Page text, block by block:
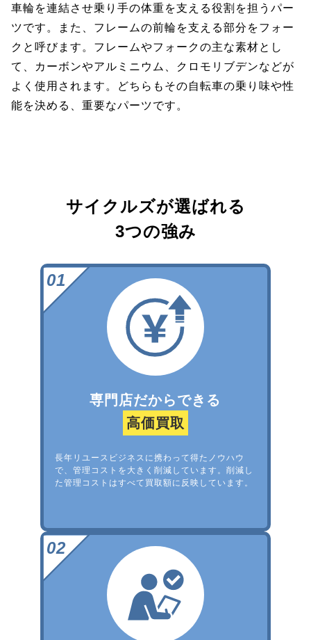
車輪を連結させ乗り手の体重を支える役割を担うパー
ツです。また、フレームの前輪を支える部分をフォー
クと呼びます。フレームやフォークの主な素材とし
て、カーボンやアルミニウム、クロモリブデンなどが
よく使用されます。どちらもその自転車の乗り味や性
能を決める、重要なパーツです。
サイクルズが選ばれる
3つの強み
専門店だからできる
高価買取
長年リユースビジネスに携わって得たノウハウ
で、管理コストを大きく削減しています。削減し
た管理コストはすべて買取額に反映しています。